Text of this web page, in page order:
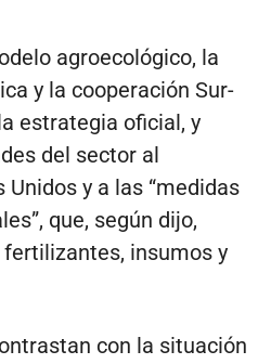
agroecológico, la
y la cooperación Sur-
estrategia oficial, y
del sector al
Unidos y a las “medidas
que, según dijo,
insumos y
con la situación